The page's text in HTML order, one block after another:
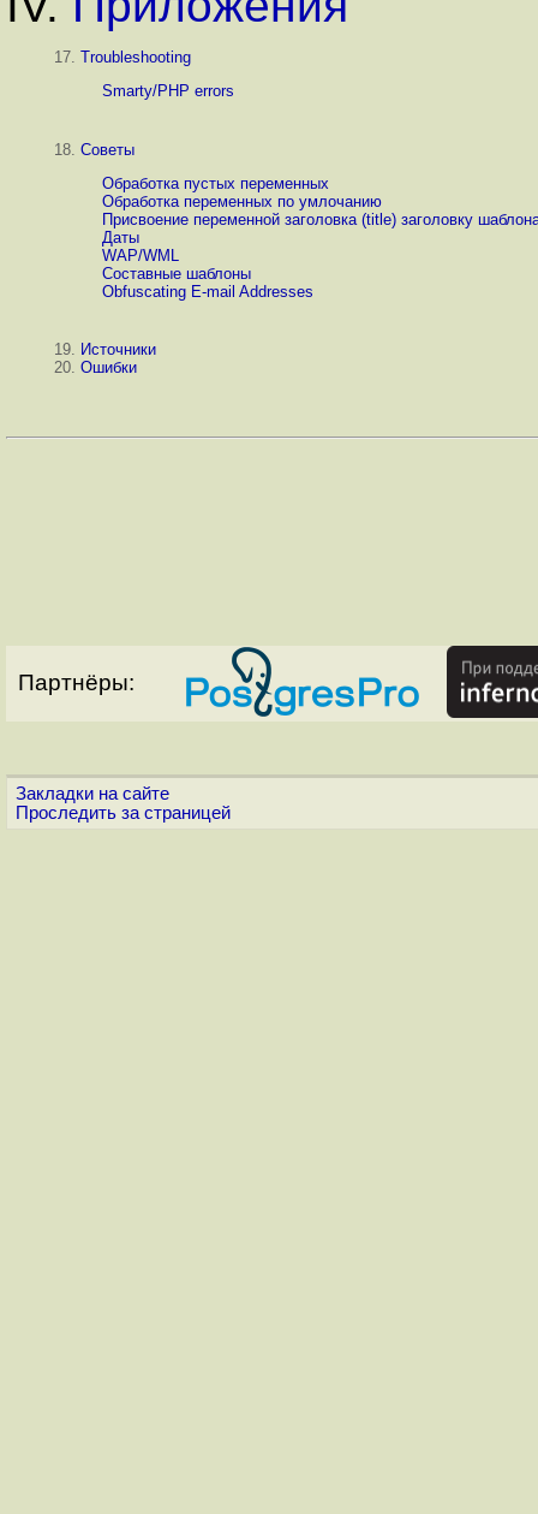
17. Troubleshooting
Smarty/PHP errors
18. Советы
Обработка пустых переменных
Обработка переменных по умлочанию
Присвоение переменной заголовка (title) заголовку
Даты
WAP/WML
Составные шаблоны
Obfuscating E-mail Addresses
19. Источники
20. Ошибки
Партнёры:
Закладки на сайте
Проследить за страницей